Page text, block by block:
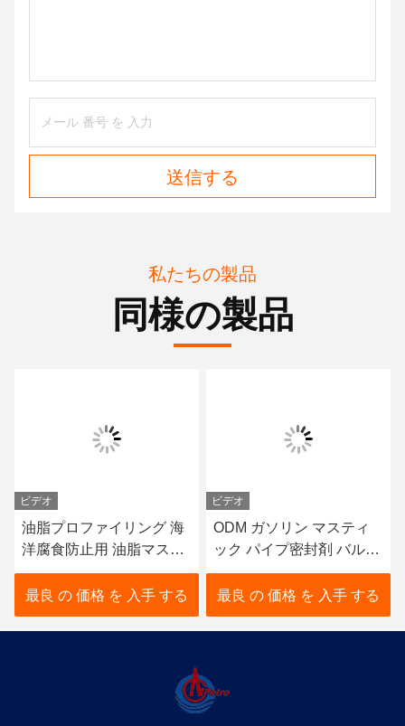
送信する
私たちの製品
同様の製品
ビデオ
油脂プロファイリング 海
洋腐食防止用 油脂マステ
ィックペスト
最良 の 価格 を 入手 する
ビデオ
ODM ガソリン マスティ
ック パイプ密封剤 バルブ
やフラングスの硬化しな
いパット 黄色
最良 の 価格 を 入手 する